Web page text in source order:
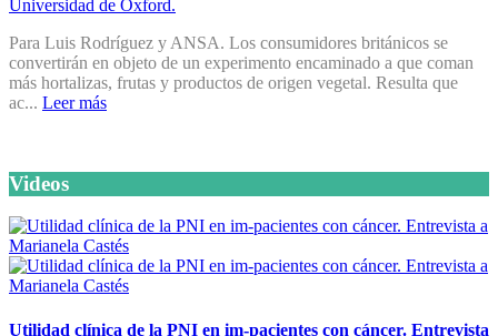
Para Luis Rodríguez y ANSA. Los consumidores británicos se
convertirán en objeto de un experimento encaminado a que coman
más hortalizas, frutas y productos de origen vegetal. Resulta que
ac... Leer más
Videos
Utilidad clínica de la PNI en im-pacientes con cáncer. Entrevista